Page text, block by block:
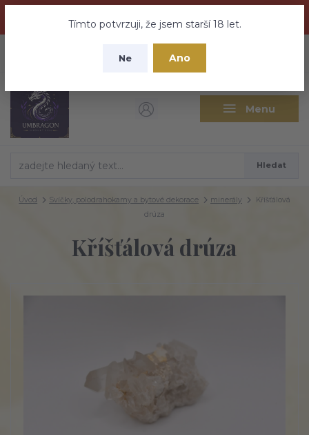
nebuďte vyděšeni zde najdete vše a ještě mnohem víc
Tímto potvrzuji, že jsem starší 18 let.
Ne Ano
Menu
CZK
Hledat
Úvod Svíčky, polodrahokamy a bytové dekorace minerály
Kříšťálová
drúza
Kříšťálová drúza